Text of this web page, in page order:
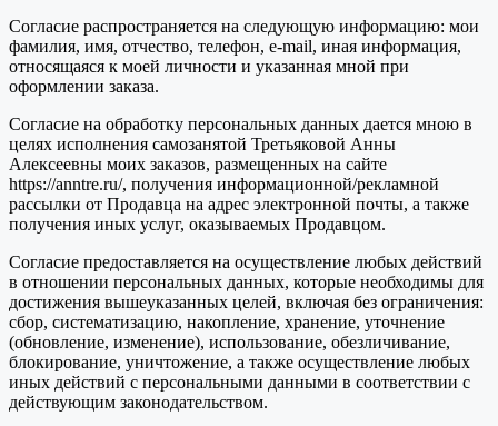
Согласие распространяется на следующую информацию: мои
фамилия, имя, отчество, телефон, e-mail, иная информация,
относящаяся к моей личности и указанная мной при
оформлении заказа.
Согласие на обработку персональных данных дается мною в
целях исполнения самозанятой Третьяковой Анны
Алексеевны моих заказов, размещенных на сайте
https://anntre.ru/, получения информационной/рекламной
рассылки от Продавца на адрес электронной почты, а также
получения иных услуг, оказываемых Продавцом.
Согласие предоставляется на осуществление любых действий
в отношении персональных данных, которые необходимы для
достижения вышеуказанных целей, включая без ограничения:
сбор, систематизацию, накопление, хранение, уточнение
(обновление, изменение), использование, обезличивание,
блокирование, уничтожение, а также осуществление любых
иных действий с персональными данными в соответствии с
действующим законодательством.